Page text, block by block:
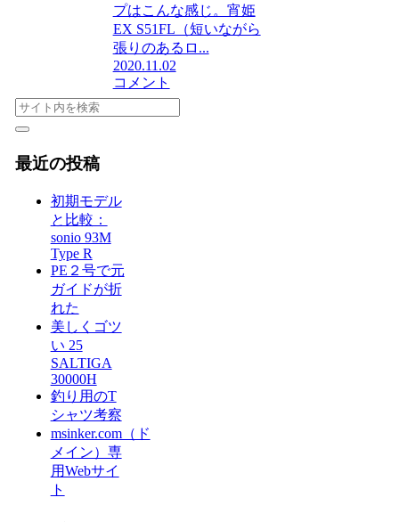
プはこんな感じ。宵姫
EX S51FL（短いながら
張りのあるロ...
2020.11.02
コメント
最近の投稿
初期モデル
と比較：
sonio 93M
Type R
PE２号で元
ガイドが折
れた
美しくゴツ
い 25
SALTIGA
30000H
釣り用のT
シャツ考察
msinker.com（ド
メイン）専
用Webサイ
ト